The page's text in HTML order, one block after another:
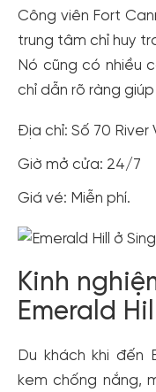
Công viên Fort
trung tâm chỉ huy
Nó cũng có nhiều
chỉ dẫn rõ ràng
Địa chỉ: Số 70 River
Giờ mở cửa: 24/7
Giá vé: Miễn phí.
Kinh
Emerald
Du khách khi đến
kem chống nắng,